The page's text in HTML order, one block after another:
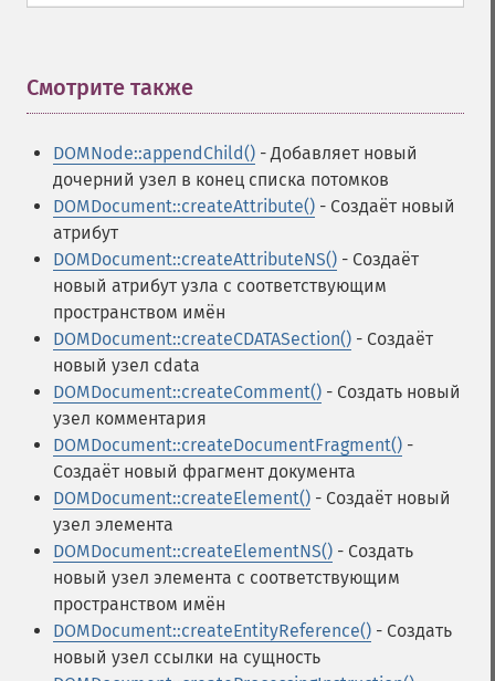
Смотрите также
DOMNode::appendChild() - Добавляет новый
дочерний узел в конец списка потомков
DOMDocument::createAttribute() - Создаёт новый
атрибут
DOMDocument::createAttributeNS() - Создаёт
новый атрибут узла с соответствующим
пространством имён
DOMDocument::createCDATASection() - Создаёт
новый узел cdata
DOMDocument::createComment() - Создать новый
узел комментария
DOMDocument::createDocumentFragment() -
Создаёт новый фрагмент документа
DOMDocument::createElement() - Создаёт новый
узел элемента
DOMDocument::createElementNS() - Создать
новый узел элемента с соответствующим
пространством имён
DOMDocument::createEntityReference() - Создать
новый узел ссылки на сущность